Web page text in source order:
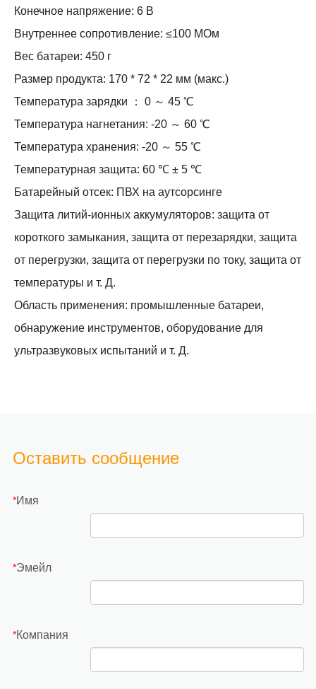
Конечное напряжение: 6 В
Внутреннее сопротивление: ≤100 МОм
Вес батареи: 450 г
Размер продукта: 170 * 72 * 22 мм (макс.)
Температура зарядки ： 0 ～ 45 ℃
Температура нагнетания: -20 ～ 60 ℃
Температура хранения: -20 ～ 55 ℃
Температурная защита: 60 ℃ ± 5 ℃
Батарейный отсек: ПВХ на аутсорсинге
Защита литий-ионных аккумуляторов: защита от
короткого замыкания, защита от перезарядки, защита
от перегрузки, защита от перегрузки по току, защита от
температуры и т. Д.
Область применения: промышленные батареи,
обнаружение инструментов, оборудование для
ультразвуковых испытаний и т. Д.
Оставить сообщение
*Имя
*Эмейл
*Компания